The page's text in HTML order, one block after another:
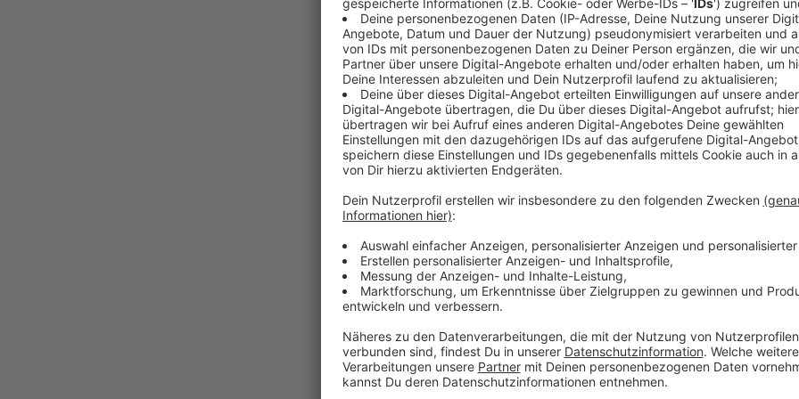
Unter02594 - 79 35 64 nimmt die Polizei am
diesem Fall Hinweise entgegen. Darüber hinaus
0an die Polizei Coesfeld wenden.
Das Interview mit Aktenzeichen XY Moderator Rudi
Anzeige
Teil 1: Aktenzeichen XY 13.01.2021 Fall aus
Anzeige